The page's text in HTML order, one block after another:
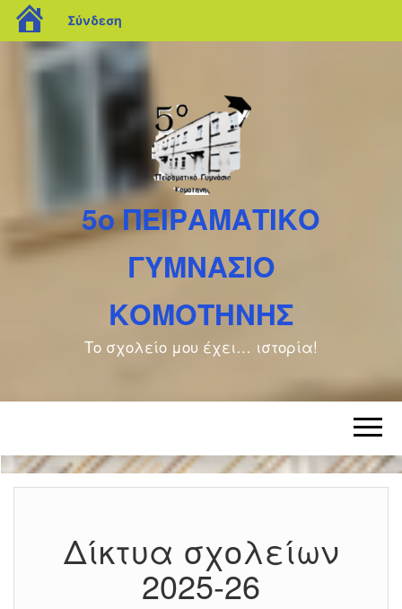
blogs.sch.gr
Σύνδεση
5ο ΠΕΙΡΑΜΑΤΙΚΟ
ΓΥΜΝΑΣΙΟ
ΚΟΜΟΤΗΝΗΣ
Το σχολείο μου έχει… ιστορία!
Δίκτυα σχολείων
2025-26